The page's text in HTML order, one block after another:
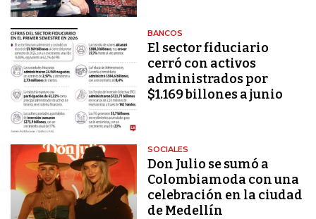
BANCOS
El sector fiduciario
cerró con activos
administrados por
$1.169 billones a junio
SOCIALES
Don Julio se sumó a
Colombiamoda con una
celebración en la ciudad
de Medellín